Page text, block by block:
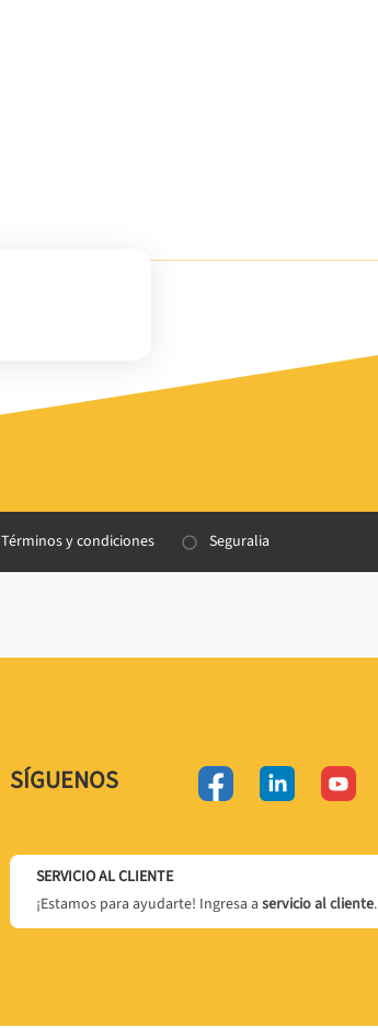
Términos y condiciones Seguralia
SÍGUENOS
SERVICIO AL CLIENTE
¡Estamos para ayudarte! Ingresa a servicio al cliente.